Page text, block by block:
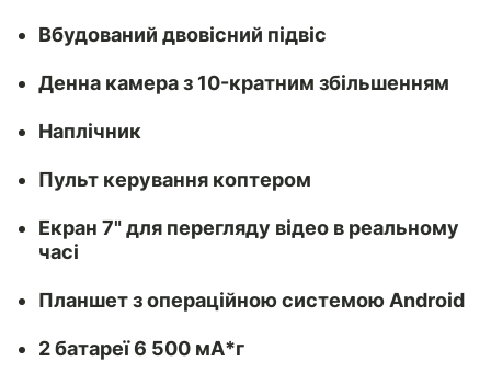
Вбудований двовісний підвіс
Денна камера з 10-кратним збільшенням
Наплічник
Пульт керування коптером
Екран 7" для перегляду відео в реальному
часі
Планшет з операційною системою Android
2 батареї 6 500 мА*г